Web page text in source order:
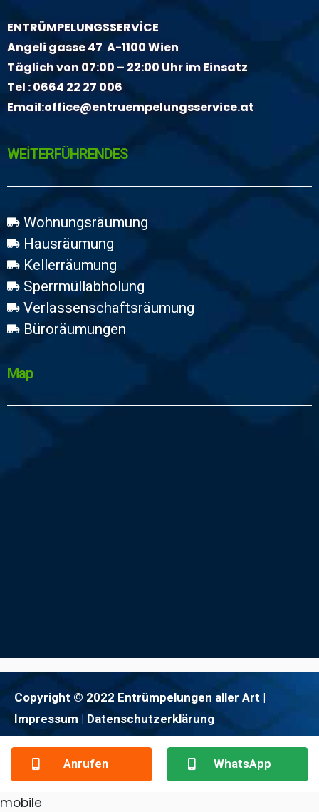
ENTRÜMPELUNGSSERVİCE
Angeli gasse 47 A-1100 Wien
Täglich von 07:00 – 22:00 Uhr im Einsatz
Tel :0664 22 27 006
Email:office@entruempelungsservice.at
WEİTERFÜHRENDES
Wohnungsräumung
Hausräumung
Kellerräumung
Sperrmüllabholung
Verlassenschaftsräumung
Büroräumungen
Map
Copyright © 2022 Entrümpelungen aller Art |
Impressum | Datenschutzerklärung
Anrufen WhatsApp